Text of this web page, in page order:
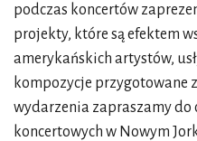
podczas koncertów
projekty, które są efektem
amerykańskich artystów,
kompozycje przygotowane
wydarzenia zapraszamy do
koncertowych w Nowym